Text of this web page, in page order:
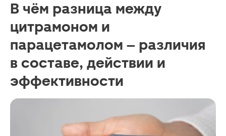
В чём разница между
цитрамоном и
парацетамолом – различия
в составе, действии и
эффективности